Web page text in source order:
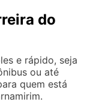
do
e rápido, seja
ou até
quem está